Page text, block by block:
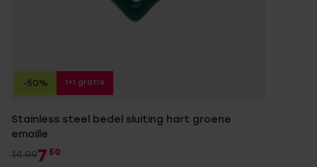
Stainless steel bedel sluiting hart groene
emaille
14.997 50
-50% 1+1 gratis